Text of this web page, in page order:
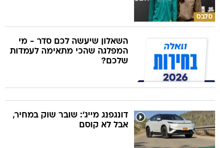
סלבס
השאלון שיעשה לכם סדר - מי
המפלגה שהכי מתאימה לעמדות
שלכם?
דונגפנג מייג': שובר שוק במחיר,
אבל לא קוסם